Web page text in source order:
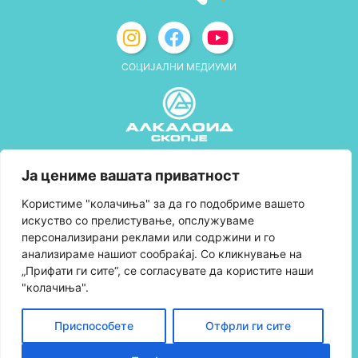
Ја цениме вашата приватност
Kористиме "колачиња" за да го подобриме вашето
искуство со прелистување, опслужуваме
персонализирани реклами или содржини и го
анализираме нашиот сообраќај. Со кликнување на
„Прифати ги сите“, се согласувате да користите наши
"колачиња".
Приспособете Отфрли ги сите
СОЦИЈАЛНИ МЕДИУМИ
Правила и услови за користење
Политика за колачиња
Правила за учество во програмата за
лојалност и политика за собирање поени
Контактирајте нè